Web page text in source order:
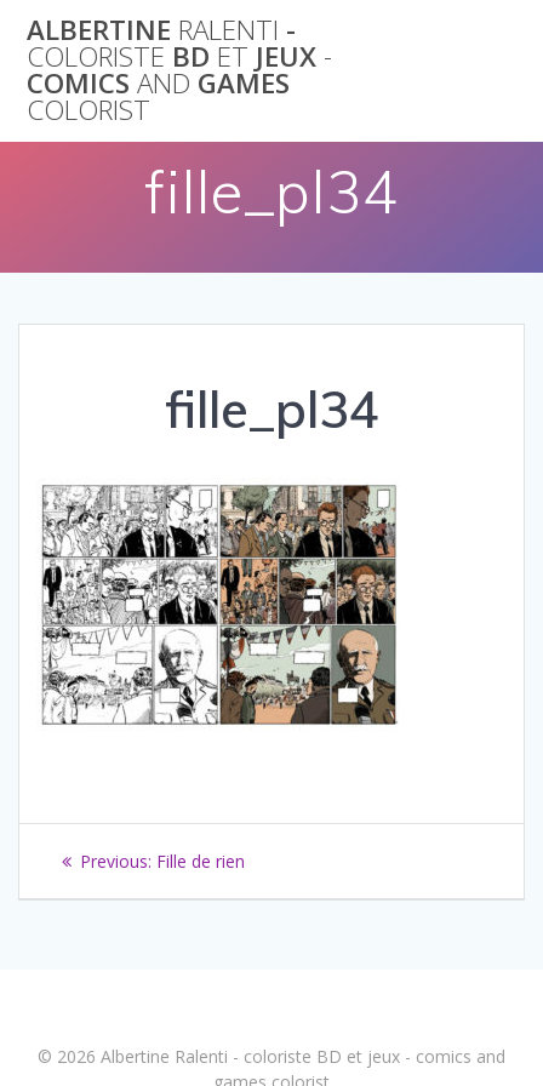
to
content
ALBERTINE RALENTI -
COLORISTE BD ET JEUX -
COMICS AND GAMES
COLORIST
fille_pl34
fille_pl34
Navigation
de
Previous: Previous
Fille de rien
© 2026 Albertine Ralenti - coloriste BD et jeux - comics and